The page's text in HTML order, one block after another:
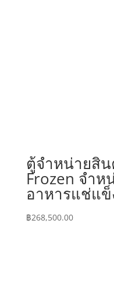
ตู้จำหน่ายสิ
Frozen จำ
อาหารแช่แ
฿268,500.00